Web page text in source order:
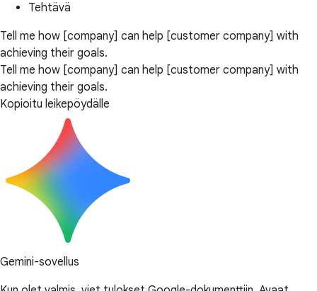
Tehtävä
Tell me how [company] can help [customer company] with
achieving their goals.
Tell me how [company] can help [customer company] with
achieving their goals.
Kopioitu leikepöydälle
Gemini-sovellus